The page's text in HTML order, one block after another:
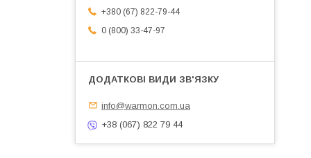
+380 (67) 822-79-44
0 (800) 33-47-97
info@warmon.com.ua
+38 (067) 822 79 44